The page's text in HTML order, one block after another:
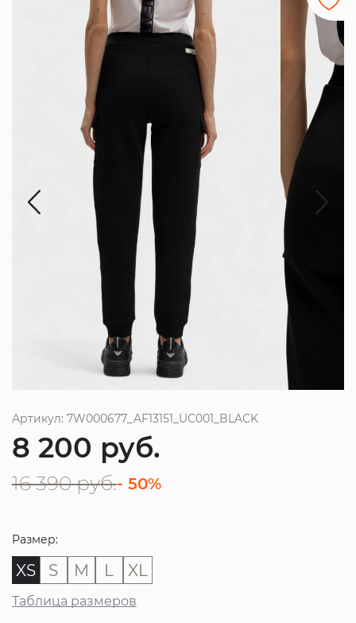
Артикул: 7W000677_AF13151_UC001_BLACK
8 200 руб.
16 390 руб.- 50%
Размер:
XS S M L XL
Таблица размеров